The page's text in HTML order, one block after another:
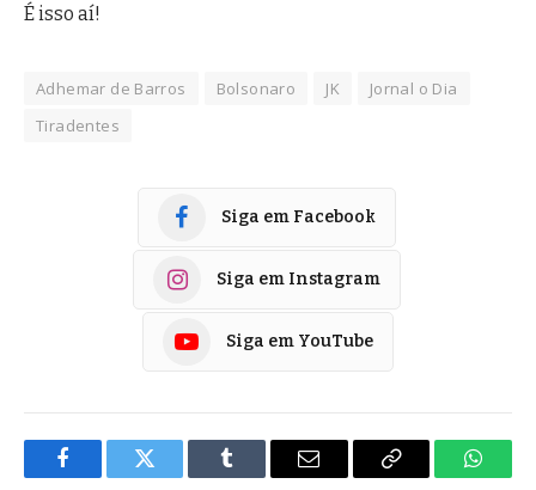
É isso aí!
Adhemar de Barros Bolsonaro JK
Jornal o Dia
Tiradentes
Siga em Facebook
Siga em Instagram
Siga em YouTube
FacebookTwitter Tumblr
E-
Copiar